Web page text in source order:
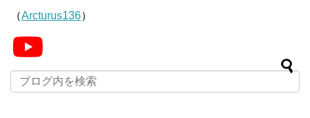
（Arcturus136）